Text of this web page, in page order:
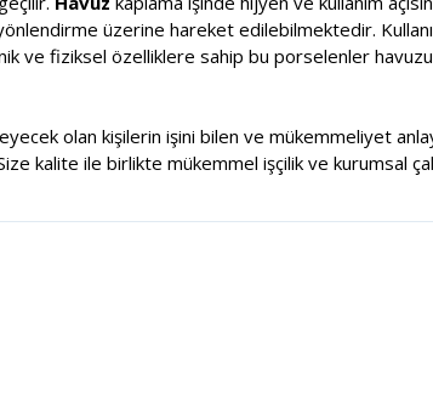
üzerine hareket edilebilmektedir.
ve fiziksel özelliklere sahip bu porselenler
olan kişilerin işini bilen ve mükemmeliyet
kalite ile birlikte mükemmel işçilik ve kurumsal